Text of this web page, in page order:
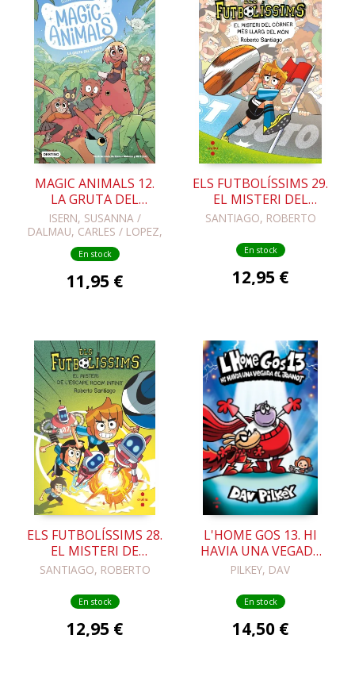
MAGIC ANIMALS 12.
LA GRUTA DEL
TIEMPO
ISERN, SUSANNA /
DALMAU, CARLES / LOPEZ,
NIL
En stock
11,95 €
ELS FUTBOLÍSSIMS 29.
EL MISTERI DEL
CÓRNER MÉS LLARG
SANTIAGO, ROBERTO
En stock
12,95 €
ELS FUTBOLÍSSIMS 28.
EL MISTERI DE
L'ESCAPE ROOM
SANTIAGO, ROBERTO
En stock
12,95 €
L'HOME GOS 13. HI
HAVIA UNA VEGADA
EL JOANOT
PILKEY, DAV
En stock
14,50 €